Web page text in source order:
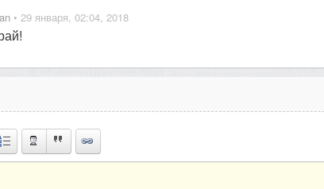
• 29 января, 02:04, 2018